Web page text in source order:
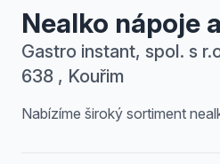
Nealko nápoje
Gastro instant, spol. s
638 , Kouřim
Nabízíme široký sortiment